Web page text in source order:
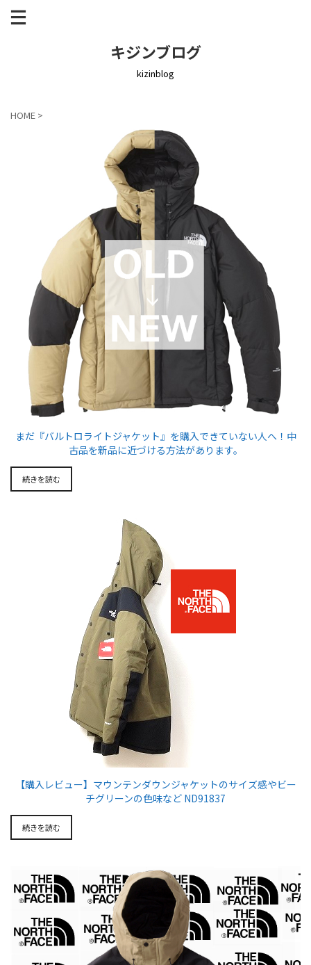
キジンブログ
kizinblog
HOME >
まだ『バルトロライトジャケット』を購入できていない人へ！中
古品を新品に近づける方法があります。
続きを読む
【購入レビュー】マウンテンダウンジャケットのサイズ感やビー
チグリーンの色味など ND91837
続きを読む